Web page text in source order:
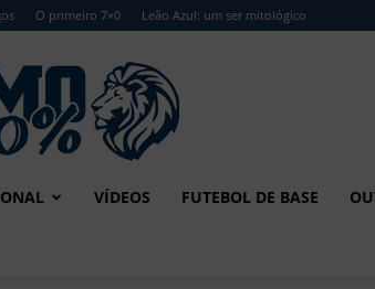
O primeiro 7×0 Leão Azul: um ser mitológico
Remo
VÍDEOS FUTEBOL DE BASE